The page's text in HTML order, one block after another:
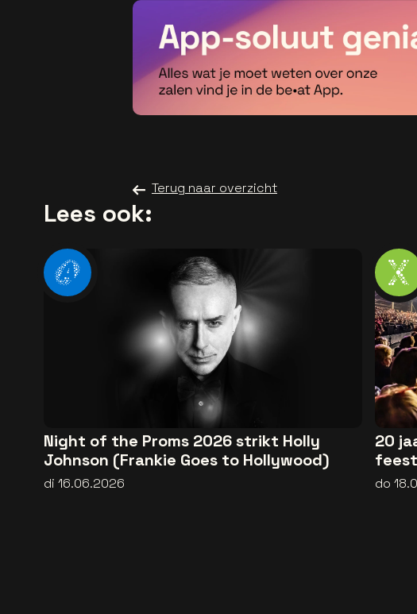
Terug naar overzicht
Lees ook:
Night of the Proms 2026 strikt Holly
Johnson (Frankie Goes to Hollywood)
di 16.06.2026
20
do